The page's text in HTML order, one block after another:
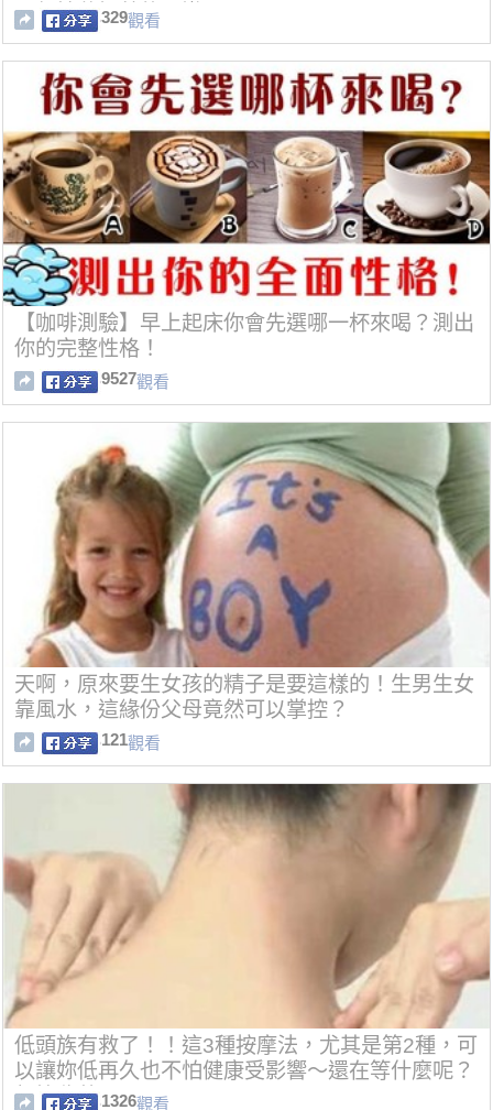
以保持花椰菜的翠嫩！
329觀看
【咖啡測驗】早上起床你會先選哪一杯來喝？測出
你的完整性格！
9527觀看
天啊，原來要生女孩的精子是要這樣的！生男生女
靠風水，這緣份父母竟然可以掌控？
121觀看
低頭族有救了！！這3種按摩法，尤其是第2種，可
以讓妳低再久也不怕健康受影響～還在等什麼呢？
趕快收藏吧！！！
1326觀看